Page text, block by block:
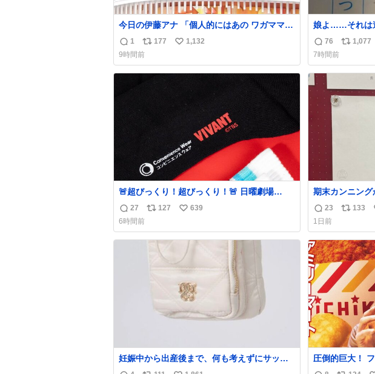
今日の伊藤アナ 「個人的にはあの ワガママな
モモンガを是非松平さんに成敗してほしい」
(手に刀を持ってモモ○ガを切る仕草) #ちいか
わ #アニメちいかわ
返
信
数
1
リ
ポ
ス
177
い
ね
1,132
9時間前
娘よ……それは
返
信
数
76
リ
ス
数
1,077
7時間前
🚨超びっくり！超びっくり！🚨 日曜劇場
『#VIVANT』と ファミマの #コンビニエンス
ウェア がコラボ！ 🧦ラインソックス 🟦今治
タオルハンカチ 「いいね」「保存」してファ
ミマへGO👀
返
信
数
27
リ
ス
127
い
ね
数
639
6時間前
期末カンニン
B4でIDMって
取り消し？ そ
味じゃね？
返
信
数
23
リ
ス
ト
数
133
1日前
妊娠中から出産後まで、何も考えずにサッと
持って行けるようなショルダーバッグが欲し
圧倒的巨大！
戦」には都市